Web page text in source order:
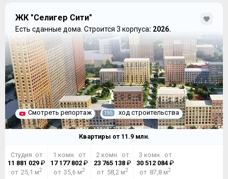
ЖК "Селигер Сити"
Есть сданные дома. Строится 3 корпуса: 2026.
Смотреть репортаж 195 ход строительства
Квартиры от 11.9млн.
Студия от
11 881 029₽
от 25,1 м2
1 комн. от
17 177 802 ₽
от 35,6 м2
2 комн. от
23 765 138₽
от 58,2 м2
3 комн. от
30 512 084 ₽
от 87,8 м2